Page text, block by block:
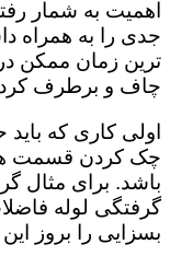
اهمیت به شمار
جدی را به همراه
ترین زمان ممکن
چاف و برطرف
اولی کاری که
چک کردن قسمت
باشد. برای مثال
گرفتگی لوله
بسزایی را بروز